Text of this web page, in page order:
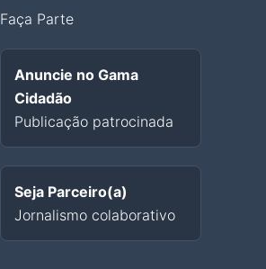
Faça Parte
Anuncie no Gama
Cidadão
Publicação patrocinada
Seja Parceiro(a)
Jornalismo colaborativo